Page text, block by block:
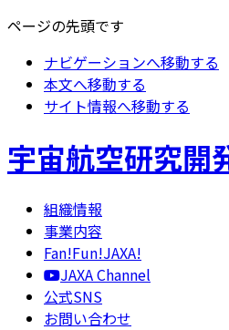
ページの先頭です
ナビゲーションへ移動する
本文へ移動する
サイト情報へ移動する
宇宙航空研究開
組織情報
事業内容
Fan!Fun!JAXA!
JAXA Channel
公式SNS
お問い合わせ